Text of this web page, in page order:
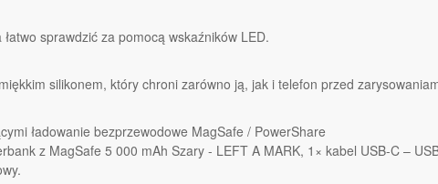
sprawdzić za pomocą wskaźników LED.
silikonem, który chroni zarówno ją, jak i telefon przed
ładowanie bezprzewodowe MagSafe / PowerShare
z MagSafe 5 000 mAh Szary - LEFT A MARK, 1× kabel USB-C –